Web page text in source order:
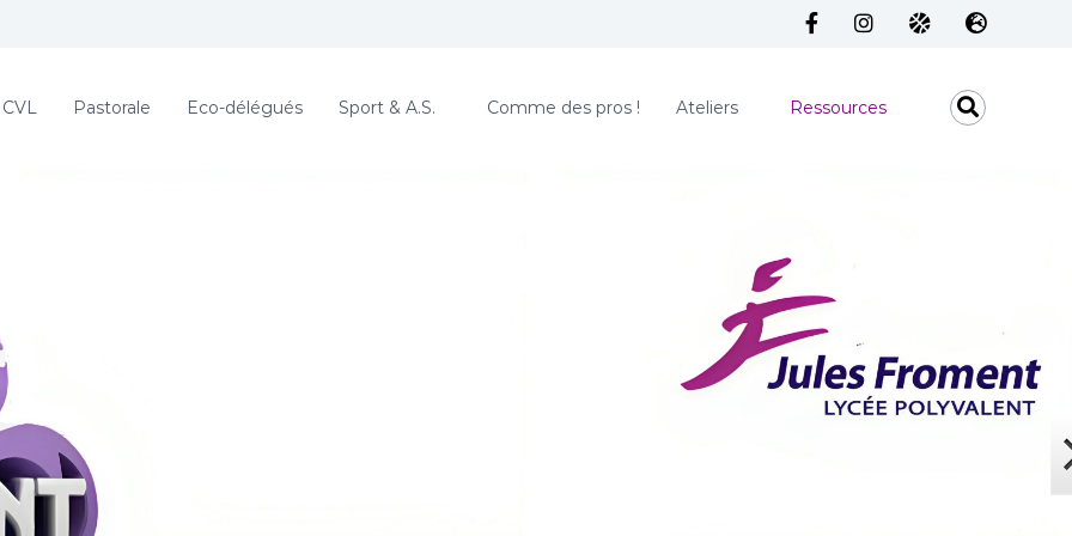
CVL Pastorale Eco-délégués Sport & A.S. Comme des pros ! Ateliers Ressources